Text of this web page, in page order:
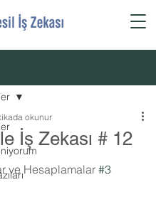
İş Zekası # 12
okunur
ve Hesaplamalar #3